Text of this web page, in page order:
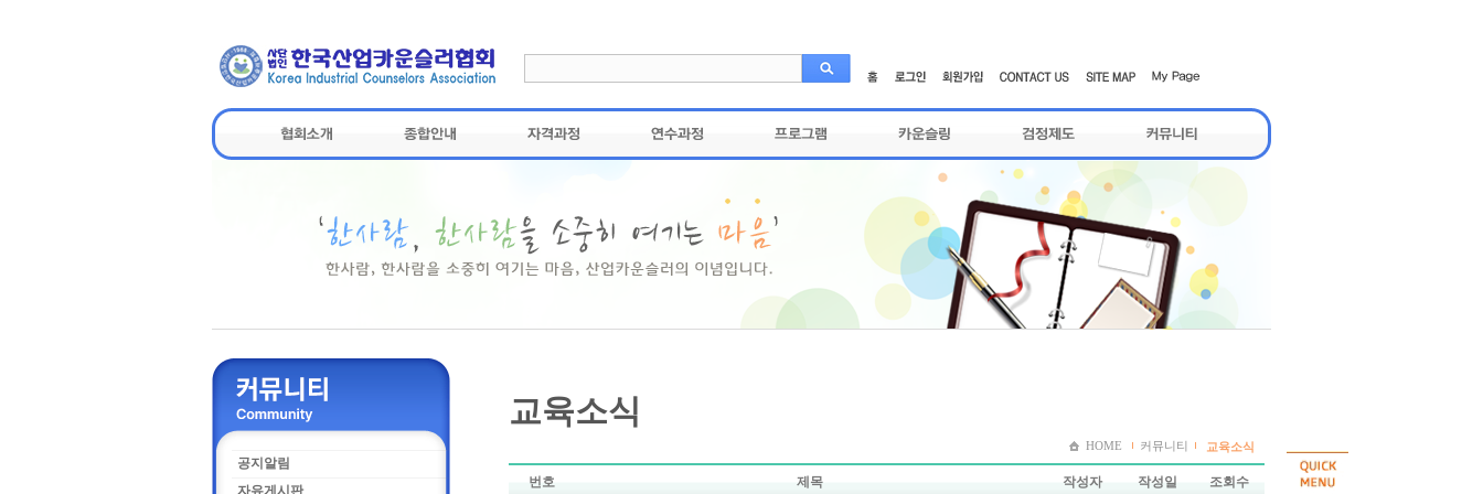
공지알림
자유게시판
교육소식
HOME 커뮤니티 교육소식
번호 제목 작성자 작성일 조회수